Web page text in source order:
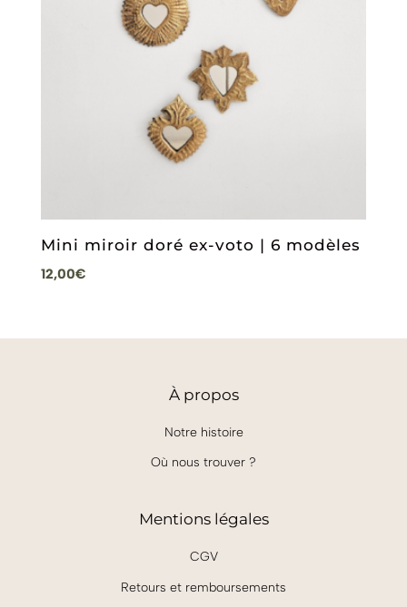
Mini miroir doré ex-voto | 6 modèles
12,00€
Àpropos
Notre histoire
Où nous trouver ?
Mentions légales
CGV
Retours et remboursements